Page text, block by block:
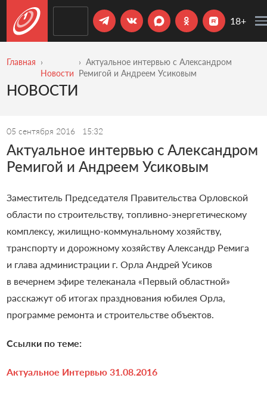
18+
Главная
Новости
Актуальное интервью с Александром
Ремигой и Андреем Усиковым
НОВОСТИ
05 сентября 2016 15:32
Актуальное интервью с Александром
Ремигой и Андреем Усиковым
Заместитель Председателя Правительства Орловской
области по строительству, топливно-энергетическому
комплексу, жилищно-коммунальному хозяйству,
транспорту и дорожному хозяйству Александр Ремига
и глава администрации г. Орла Андрей Усиков
в вечернем эфире телеканала «Первый областной»
расскажут об итогах празднования юбилея Орла,
программе ремонта и строительстве объектов.
Ссылки по теме:
Актуальное Интервью 31.08.2016